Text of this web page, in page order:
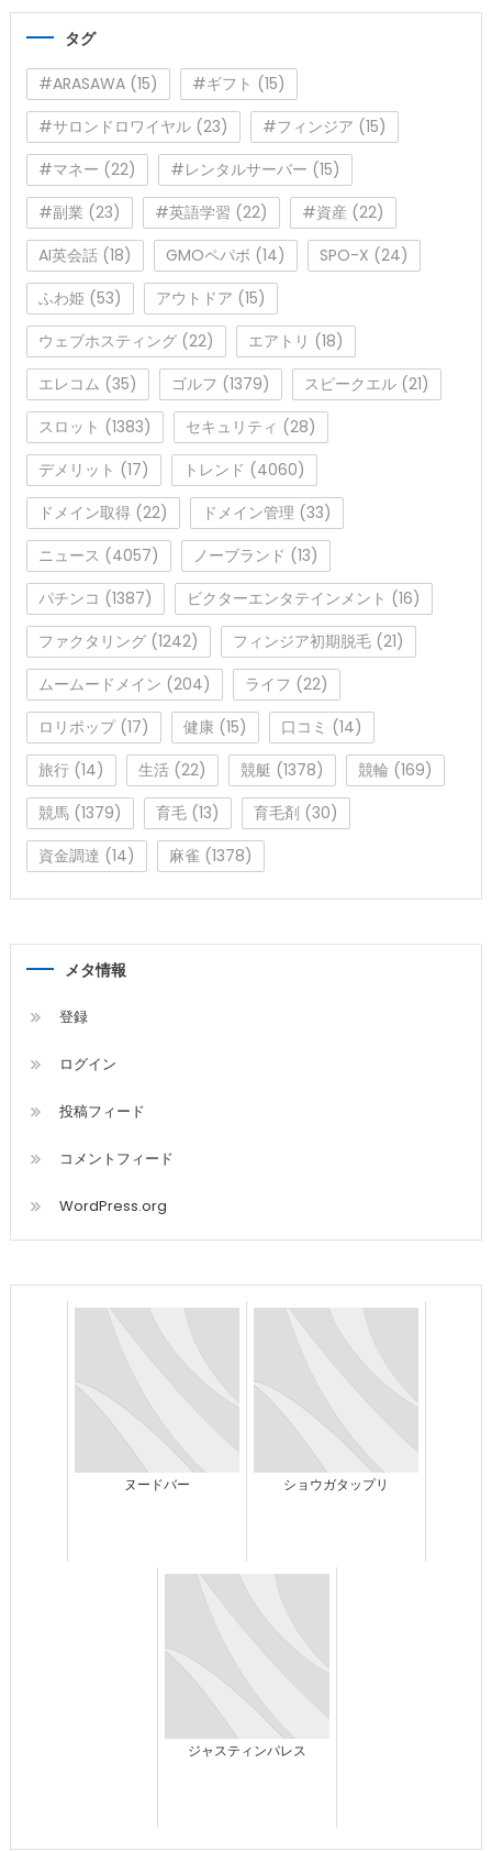
タグ
#ARASAWA(15) #ギフト (15)
#サロンドロワイヤル(23) #フィンジア (15)
#マネー (22) #レンタルサーバー (15)
#副業 (23) #英語学習 (22) #資産 (22)
AI英会話(18) GMOペパボ (14) SPO-X (24)
ふわ姫 (53) アウトドア (15)
ウェブホスティング(22) エアトリ (18)
エレコム (35) ゴルフ (1379) スピークエル(21)
スロット (1383) セキュリティ (28)
デメリット (17) トレンド (4060)
ドメイン取得(22) ドメイン管理 (33)
ニュース (4057) ノーブランド (13)
パチンコ (1387) ビクターエンタテインメント (16)
ファクタリング(1242) フィンジア初期脱毛(21)
ムームードメイン (204) ライフ (22)
ロリポップ(17) 健康(15) 口コミ (14)
旅行(14) 生活(22) 競艇 (1378) 競輪 (169)
競馬(1379) 育毛(13) 育毛剤 (30)
資金調達 (14) 麻雀 (1378)
メタ情報
登録
ログイン
投稿フィード
コメントフィード
WordPress.org
ヌードバー ショウガタップリ
ジャスティンパレス